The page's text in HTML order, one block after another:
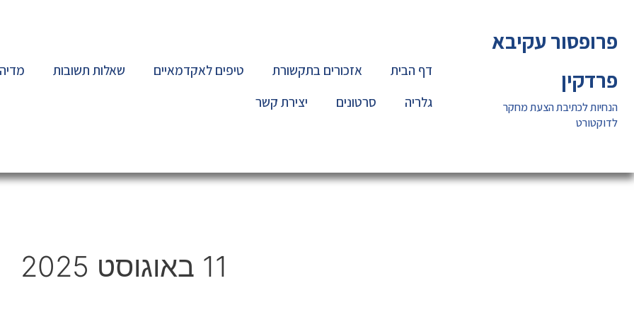
פרופסור עקיבא
פרדקין
הנחיות לכתיבת הצעת מחקר
לדוקטורט
דף הבית אזכורים בתקשורת טיפים לאקדמאיים שאלות תשובות מדיה
גלריה
סרטונים יצירת קשר
11 באוגוסט 2025